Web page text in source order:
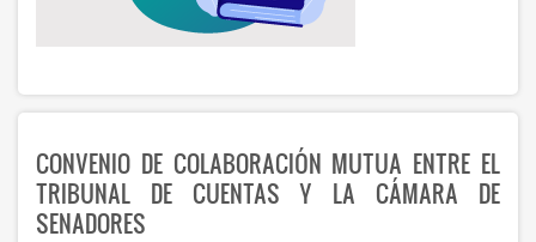
CONVENIO DE COLABORACIÓN MUTUA ENTRE EL
TRIBUNAL DE CUENTAS Y LA CÁMARA DE
SENADORES